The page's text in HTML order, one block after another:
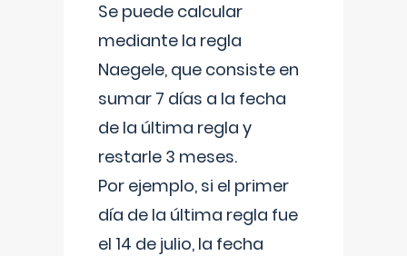
Se puede calcular
mediante la regla
Naegele, que consiste en
sumar 7 días a la fecha
de la última regla y
restarle 3 meses.
Por ejemplo, si el primer
día de la última regla fue
el 14 de julio, la fecha